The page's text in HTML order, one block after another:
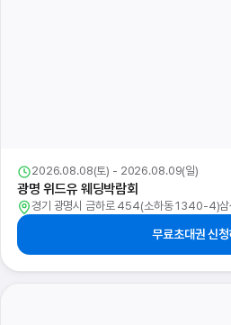
2026.08.08(토) - 2026.08.09(일)
광명 위드유 웨딩박람회
경기 광명시 금하로 454(소하동 1340-4)삼
무료초대권 신청